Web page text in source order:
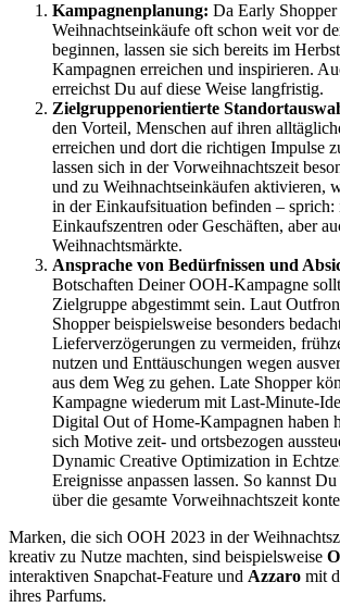
Kampagnenplanung: Da Early
Weihnachtseinkäufe oft schon weit vor
beginnen, lassen sie sich bereits im
Kampagnen erreichen und inspirieren.
erreichst Du auf diese Weise langfristig.
Zielgruppenorientierte
den Vorteil, Menschen auf ihren
erreichen und dort die richtigen Impulse
lassen sich in der Vorweihnachtszeit
und zu Weihnachtseinkäufen aktivieren,
in der Einkaufsituation befinden – sprich:
Einkaufszentren oder Geschäften, aber
Weihnachtsmärkte.
Ansprache von Bedürfnissen und
Botschaften Deiner OOH-Kampagne
Zielgruppe abgestimmt sein. Laut
Shopper beispielsweise besonders
Lieferverzögerungen zu vermeiden,
nutzen und Enttäuschungen wegen
aus dem Weg zu gehen. Late Shopper
Kampagne wiederum mit Last-Minute-
Digital Out of Home-Kampagnen haben
sich Motive zeit- und ortsbezogen
Dynamic Creative Optimization in
Ereignisse anpassen lassen. So kannst
über die gesamte Vorweihnachtszeit
Marken, die sich OOH 2023 in der
kreativ zu Nutze machten, sind beispielsweise
interaktiven Snapchat-Feature und Azzaro mit
ihres Parfums.